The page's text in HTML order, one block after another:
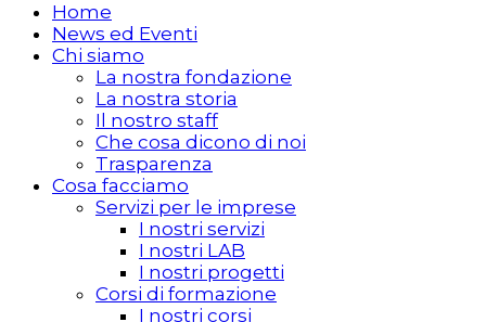
Home
News ed Eventi
Chi siamo
La nostra fondazione
La nostra storia
Il nostro staff
Che cosa dicono di noi
Trasparenza
Cosa facciamo
Servizi per le imprese
I nostri servizi
I nostri LAB
I nostri progetti
Corsi di formazione
I nostri corsi